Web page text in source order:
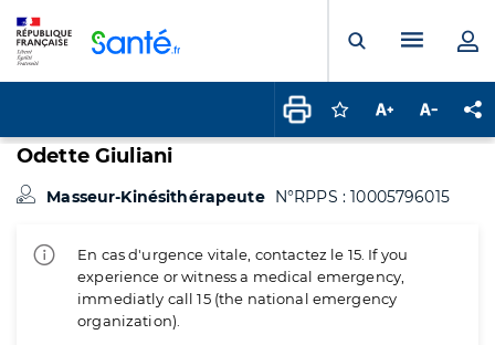
Ouvrir laMenu
Connectez-vous
Augmenter la
Odette Giuliani
Masseur-Kinésithérapeute N°RPPS : 10005796015
En cas d'urgence vitale, contactez le 15. If you
experience or witness a medical emergency,
immediatly call 15 (the national emergency
organization).